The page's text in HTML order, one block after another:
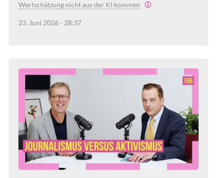
Wertschätzung nicht aus der KI kommen
23. Juni 2026 - 28:37